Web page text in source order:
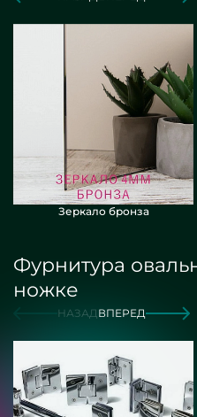
Зеркало бронза
Фурнитура
ножке
НАЗАДВПЕРЕД